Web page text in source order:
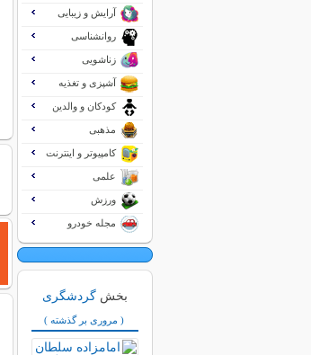
آرایش و زیبایی
روانشناسی
زناشویی
آشپزی و تغذیه
کودکان و والدین
مذهبی
کامپیوتر و اینترنت
علمی
ورزش
مجله خودرو
بخش گردشگری
( مروری بر گذشته )